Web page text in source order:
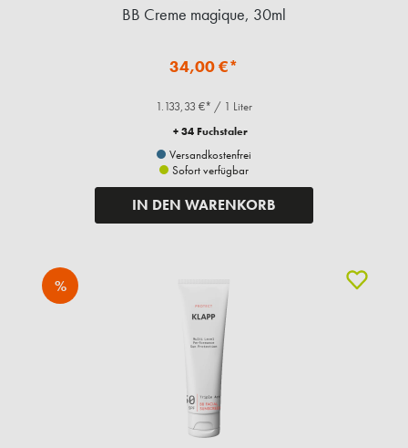
BB Creme magique, 30ml
34,00 €*
1.133,33 €* / 1 Liter
+ 34 Fuchstaler
Versandkostenfrei
Sofort verfügbar
IN DEN WARENKORB
%